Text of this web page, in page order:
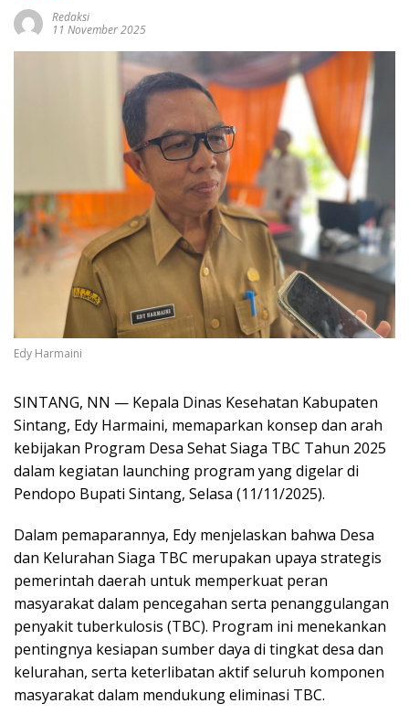
Redaksi
11 November 2025
Edy Harmaini
SINTANG, NN — Kepala Dinas Kesehatan Kabupaten
Sintang, Edy Harmaini, memaparkan konsep dan arah
kebijakan Program Desa Sehat Siaga TBC Tahun 2025
dalam kegiatan launching program yang digelar di
Pendopo Bupati Sintang, Selasa (11/11/2025).
Dalam pemaparannya, Edy menjelaskan bahwa Desa
dan Kelurahan Siaga TBC merupakan upaya strategis
pemerintah daerah untuk memperkuat peran
masyarakat dalam pencegahan serta penanggulangan
penyakit tuberkulosis (TBC). Program ini menekankan
pentingnya kesiapan sumber daya di tingkat desa dan
kelurahan, serta keterlibatan aktif seluruh komponen
masyarakat dalam mendukung eliminasi TBC.